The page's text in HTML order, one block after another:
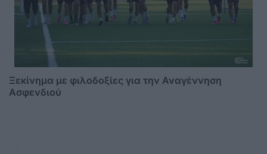
Ξεκίνημα με φιλοδοξίες για την Αναγέννηση
Ασφενδιού